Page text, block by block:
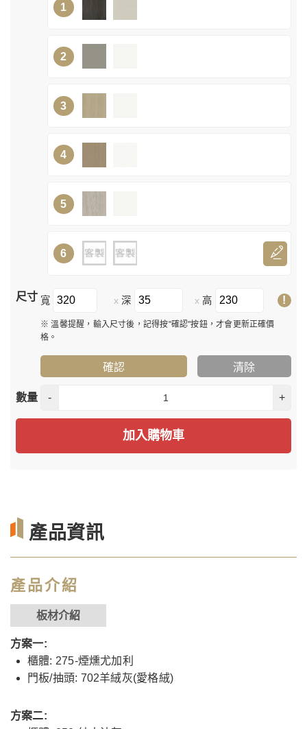
1
2
3
4
5
6
尺寸 寬 x 深 x 高 !
※ 溫馨提醒，輸入尺寸後，記得按"確認"按鈕，才會更新正確價
格。
確認 清除
數量 - +
加入購物車
產品資訊
產品介紹
板材介紹
方案一:
櫃體: 275-煙燻尤加利
門板/抽頭: 702羊絨灰(愛格絨)
方案二: